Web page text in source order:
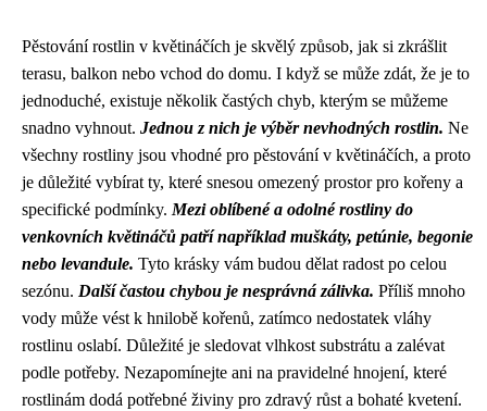
Pěstování rostlin v květináčích je skvělý způsob, jak si zkrášlit
terasu, balkon nebo vchod do domu. I když se může zdát, že je to
jednoduché, existuje několik častých chyb, kterým se můžeme
snadno vyhnout. Jednou z nich je výběr nevhodných rostlin. Ne
všechny rostliny jsou vhodné pro pěstování v květináčích, a proto
je důležité vybírat ty, které snesou omezený prostor pro kořeny a
specifické podmínky. Mezi oblíbené a odolné rostliny do
venkovních květináčů patří například muškáty, petúnie, begonie
nebo levandule. Tyto krásky vám budou dělat radost po celou
sezónu. Další častou chybou je nesprávná zálivka. Příliš mnoho
vody může vést k hnilobě kořenů, zatímco nedostatek vláhy
rostlinu oslabí. Důležité je sledovat vlhkost substrátu a zalévat
podle potřeby. Nezapomínejte ani na pravidelné hnojení, které
rostlinám dodá potřebné živiny pro zdravý růst a bohaté kvetení.